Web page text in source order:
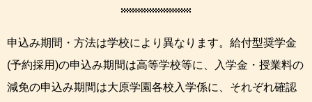
申込み期間・方法は学校により異なります。給付型奨学金
(予約採用)の申込み期間は高等学校等に、入学金・授業料の
減免の申込み期間は大原学園各校入学係に、それぞれ確認